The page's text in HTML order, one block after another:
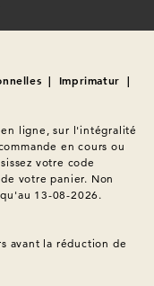
| Imprimatur |
ligne, sur l'intégralité
en cours ou
votre code
votre panier. Non
13-08-2026.
avant la réduction de